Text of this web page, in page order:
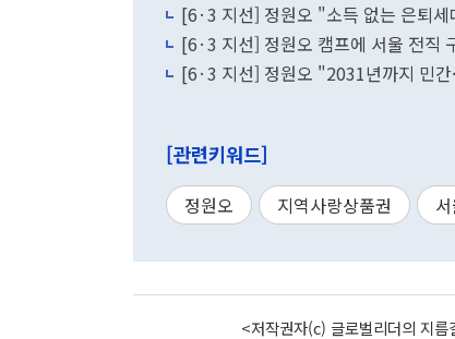
[6·3 지선] 정원오 "소득 없는 은퇴
[6·3 지선] 정원오 캠프에 서울 전직
[6·3 지선] 정원오 "2031년까지 민
[관련키워드]
정원오 지역사랑상품권
<저작권자(c) 글로벌리더의 지